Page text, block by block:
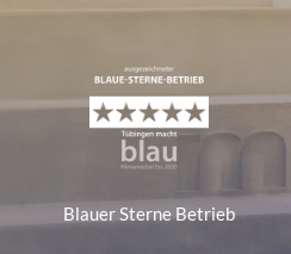
Blauer Sterne Betrieb